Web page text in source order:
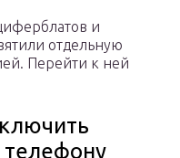
и
отдельную
Перейти к ней
телефону